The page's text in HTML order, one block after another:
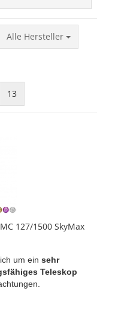
Alle Hersteller
13
127/1500 SkyMax
um ein sehr
Teleskop